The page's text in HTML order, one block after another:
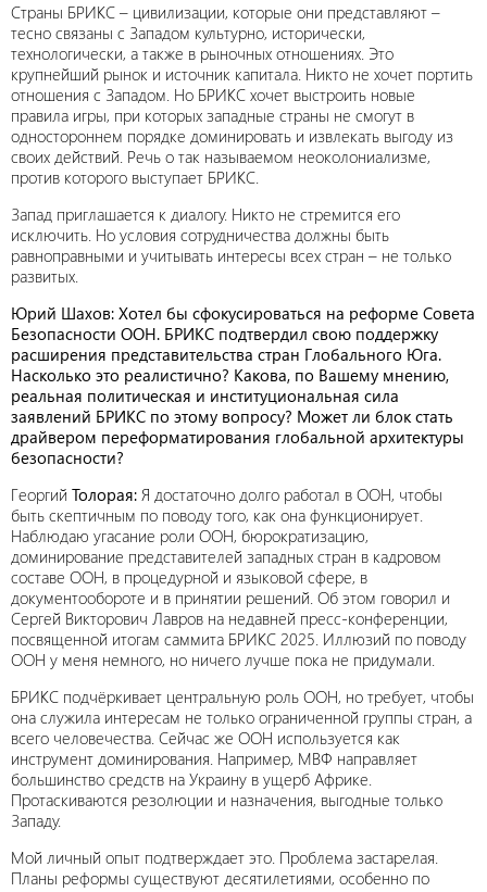
Страны БРИКС – цивилизации, которые они представляют –
тесно связаны с Западом культурно, исторически,
технологически, а также в рыночных отношениях. Это
крупнейший рынок и источник капитала. Никто не хочет портить
отношения с Западом. Но БРИКС хочет выстроить новые
правила игры, при которых западные страны не смогут в
одностороннем порядке доминировать и извлекать выгоду из
своих действий. Речь о так называемом неоколониализме,
против которого выступает БРИКС.
Запад приглашается к диалогу. Никто не стремится его
исключить. Но условия сотрудничества должны быть
равноправными и учитывать интересы всех стран – не только
развитых.
Юрий Шахов: Хотел бы сфокусироваться на реформе Совета
Безопасности ООН. БРИКС подтвердил свою поддержку
расширения представительства стран Глобального Юга.
Насколько это реалистично? Какова, по Вашему мнению,
реальная политическая и институциональная сила
заявлений БРИКС по этому вопросу? Может ли блок стать
драйвером переформатирования глобальной архитектуры
безопасности?
Георгий Толорая: Я достаточно долго работал в ООН, чтобы
быть скептичным по поводу того, как она функционирует.
Наблюдаю угасание роли ООН, бюрократизацию,
доминирование представителей западных стран в кадровом
составе ООН, в процедурной и языковой сфере, в
документообороте и в принятии решений. Об этом говорил и
Сергей Викторович Лавров на недавней пресс-конференции,
посвященной итогам саммита БРИКС 2025. Иллюзий по поводу
ООН у меня немного, но ничего лучше пока не придумали.
БРИКС подчёркивает центральную роль ООН, но требует, чтобы
она служила интересам не только ограниченной группы стран, а
всего человечества. Сейчас же ООН используется как
инструмент доминирования. Например, МВФ направляет
большинство средств на Украину в ущерб Африке.
Протаскиваются резолюции и назначения, выгодные только
Западу.
Мой личный опыт подтверждает это. Проблема застарелая.
Планы реформы существуют десятилетиями, особенно по